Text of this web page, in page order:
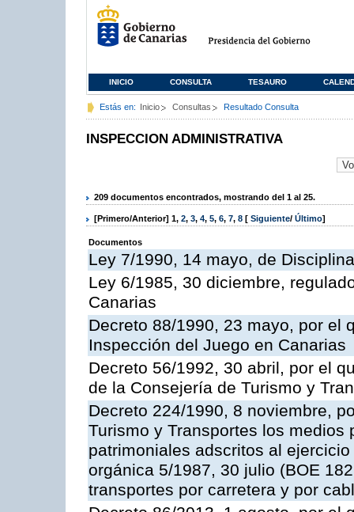
INICIO CONSULTA TESAURO
Estás en: Inicio Consultas Resultado Consulta
INSPECCION ADMINISTRATIVA
209 documentos encontrados, mostrando del 1 al 25.
[Primero/Anterior] 1, 2, 3, 4, 5, 6, 7, 8 [ Siguiente/ Último]
Documentos
Ley 7/1990, 14 mayo, de
Ley 6/1985, 30 diciembre,
Canarias
Decreto 88/1990, 23 mayo, por el
Inspección del Juego en Canarias
Decreto 56/1992, 30 abril, por el
de la Consejería de Turismo y
Decreto 224/1990, 8 noviembre,
Turismo y Transportes los
patrimoniales adscritos al
orgánica 5/1987, 30 julio (BOE
transportes por carretera y por